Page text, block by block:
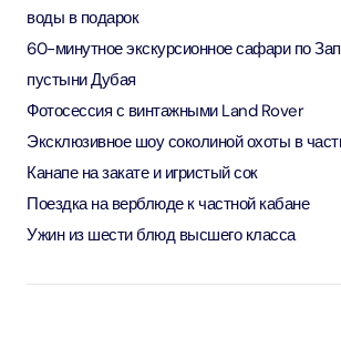
воды в подарок
60-минутное экскурсионное сафари по
пустыни Дубая
Фотосессия с винтажными Land Rover
Эксклюзивное шоу соколиной охоты в
Канапе на закате и игристый сок
Поездка на верблюде к частной кабане
Ужин из шести блюд высшего класса